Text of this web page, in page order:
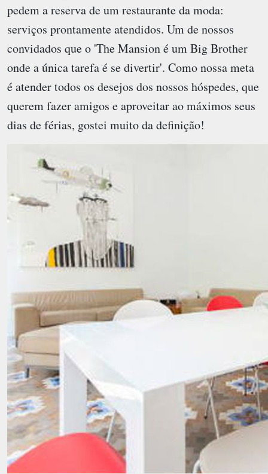
pedem a reserva de um restaurante da moda:
serviços prontamente atendidos. Um de nossos
convidados que o 'The Mansion é um Big Brother
onde a única tarefa é se divertir'. Como nossa meta
é atender todos os desejos dos nossos hóspedes, que
querem fazer amigos e aproveitar ao máximos seus
dias de férias, gostei muito da definição!